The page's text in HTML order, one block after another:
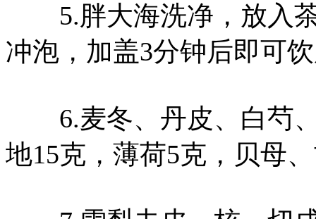
5.胖大海洗净，放入茶
冲泡，加盖3分钟后即可
6.麦冬、丹皮、白芍、
地15克，薄荷5克，贝母